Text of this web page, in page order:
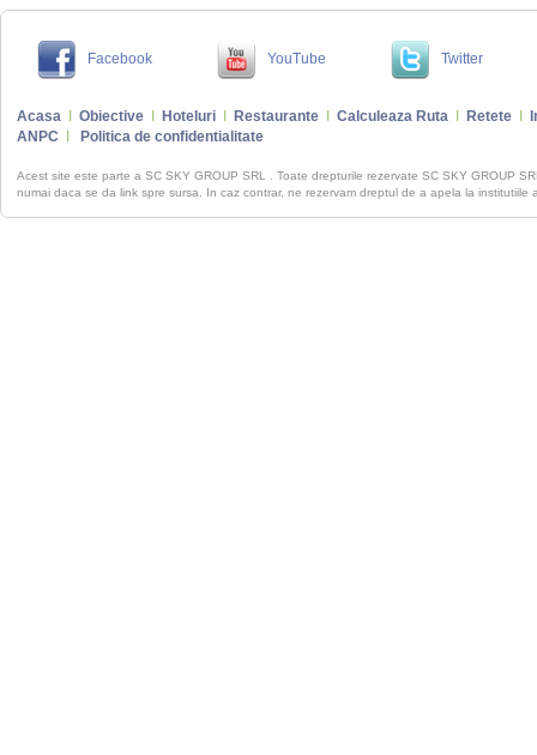
Facebook YouTube Twitter
Acasa Obiective Hoteluri Restaurante Calculeaza Ruta Retete
ANPC
Politica de confidentialitate
Acest site este parte a SC SKY GROUP SRL . Toate drepturile rezervate SC SKY GROUP
numai daca se da link spre sursa. In caz contrar, ne rezervam dreptul de a apela la institutiile